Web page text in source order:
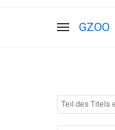
GZOO
Teil des Titels